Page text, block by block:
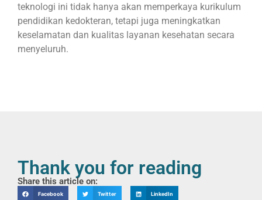
teknologi ini tidak hanya akan memperkaya kurikulum
pendidikan kedokteran, tetapi juga meningkatkan
keselamatan dan kualitas layanan kesehatan secara
menyeluruh.
Thank you for reading
Share this article on:
Facebook Twitter LinkedIn